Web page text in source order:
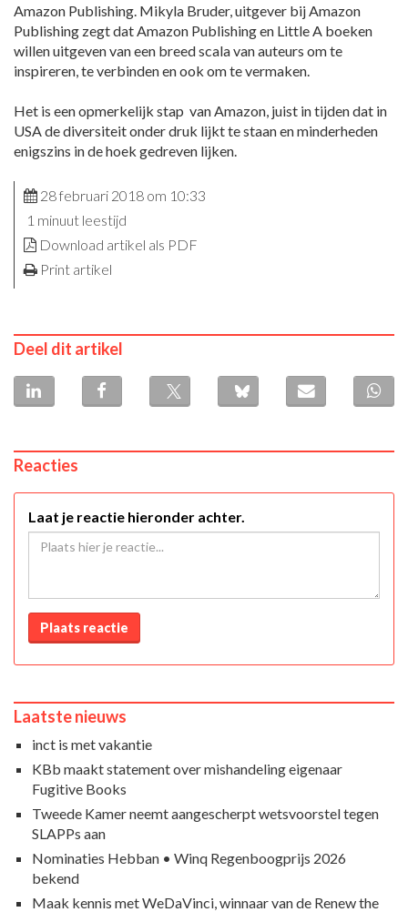
Amazon Publishing. Mikyla Bruder, uitgever bij Amazon
Publishing zegt dat Amazon Publishing en Little A boeken
willen uitgeven van een breed scala van auteurs om te
inspireren, te verbinden en ook om te vermaken.
Het is een opmerkelijk stap van Amazon, juist in tijden dat in
USA de diversiteit onder druk lijkt te staan en minderheden
enigszins in de hoek gedreven lijken.
28 februari 2018 om 10:33
1 minuut leestijd
Download artikel als PDF
Print artikel
Deel dit artikel
Reacties
Laat je reactie hieronder achter.
Plaats reactie
Laatste nieuws
inct is met vakantie
KBb maakt statement over mishandeling eigenaar
Fugitive Books
Tweede Kamer neemt aangescherpt wetsvoorstel tegen
SLAPPs aan
Nominaties Hebban • Winq Regenboogprijs 2026
bekend
Maak kennis met WeDaVinci, winnaar van de Renew the